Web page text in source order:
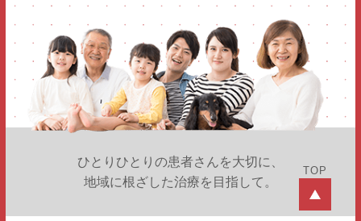
ひとりひとりの患者さんを大切に、
地域に根ざした治療を目指して。
TOP